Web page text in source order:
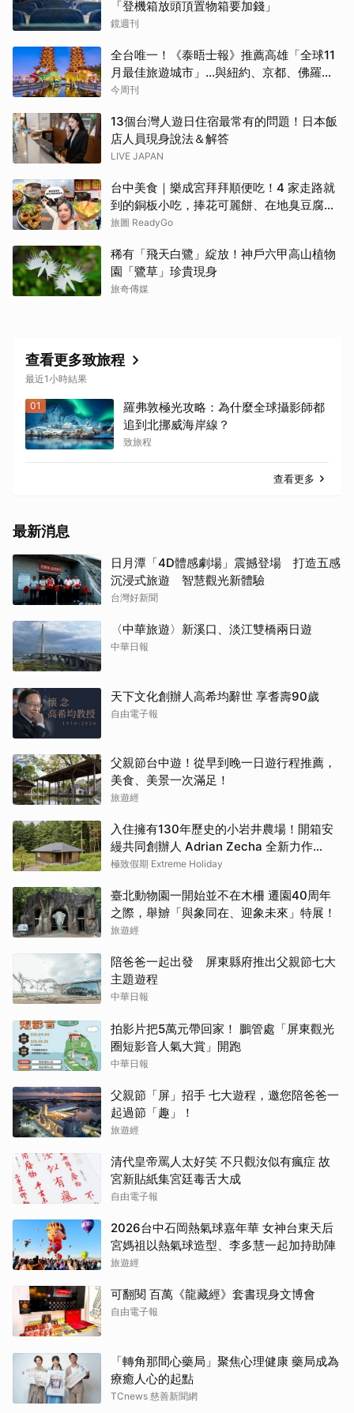
「登機箱放頭頂置物箱要加錢」
鏡週刊
全台唯一！《泰晤士報》推薦高雄「全球11
月最佳旅遊城市」…與紐約、京都、佛羅倫
斯共同入榜，理由曝光
今周刊
13個台灣人遊日住宿最常有的問題！日本飯
店人員現身說法＆解答
LIVE JAPAN
台中美食｜樂成宮拜拜順便吃！4 家走路就
到的銅板小吃，捧花可麗餅、在地臭豆腐、
烤甜甜圈一次收
旅圖 ReadyGo
稀有「飛天白鷺」綻放！神戶六甲高山植物
園「鷺草」珍貴現身
旅奇傳媒
查看更多致旅程
最近1小時結果
01
羅弗敦極光攻略：為什麼全球攝影師都
追到北挪威海岸線？
致旅程
查看更多
最新消息
日月潭「4D體感劇場」震撼登場 打造五感
沉浸式旅遊 智慧觀光新體驗
台灣好新聞
〈中華旅遊〉新溪口、淡江雙橋兩日遊
中華日報
天下文化創辦人高希均辭世 享耆壽90歲
自由電子報
父親節台中遊！從早到晚一日遊行程推薦，
美食、美景一次滿足！
旅遊經
入住擁有130年歷史的小岩井農場！開箱安
縵共同創辦人 Adrian Zecha 全新力作
「AZUMA FARM KOIWAI」體驗最高級的
極致假期 Extreme Holiday
臺北動物園一開始並不在木柵 遷園40周年
之際，舉辧「與象同在、迎象未來」特展！
旅遊經
陪爸爸一起出發 屏東縣府推出父親節七大
主題遊程
中華日報
拍影片把5萬元帶回家！ 鵬管處「屏東觀光
圈短影音人氣大賞」開跑
中華日報
父親節「屏」招手 七大遊程，邀您陪爸爸一
起過節「趣」！
旅遊經
清代皇帝罵人太好笑 不只觀汝似有瘋症 故
宮新貼紙集宮廷毒舌大成
自由電子報
2026台中石岡熱氣球嘉年華 女神台東天后
宮媽祖以熱氣球造型、李多慧一起加持助陣
旅遊經
可翻閱 百萬《龍藏經》套書現身文博會
自由電子報
「轉角那間心藥局」聚焦心理健康 藥局成為
療癒人心的起點
TCnews 慈善新聞網